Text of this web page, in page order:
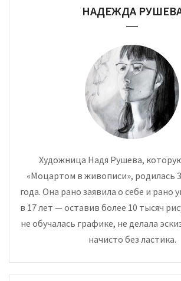
НАДЕЖДА
Художница Надя Рушева,
«Моцартом в живописи», родилась
года. Она рано заявила о себе и рано
в 17 лет — оставив более 10 тысяч
не обучалась графике, не делала
начисто без ластика.